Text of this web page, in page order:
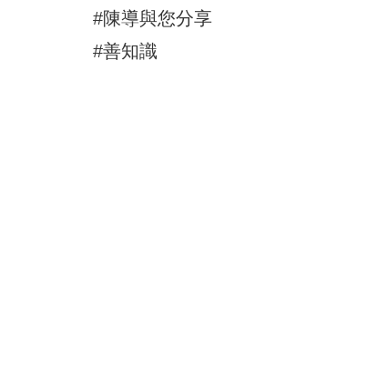
#陳導與您分享
#善知識